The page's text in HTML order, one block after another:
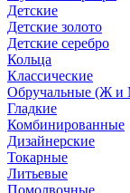
Детские
Детские золото
Детские серебро
Кольца
Классические
Обручальные (Ж и
Гладкие
Комбинированные
Дизайнерские
Токарные
Литьевые
Помолвочные